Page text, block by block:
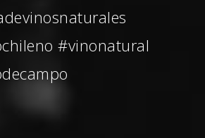
#vinonatural